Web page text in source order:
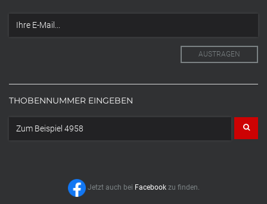
THOBENNUMMER EINGEBEN
Jetzt auch bei Facebookzu finden.